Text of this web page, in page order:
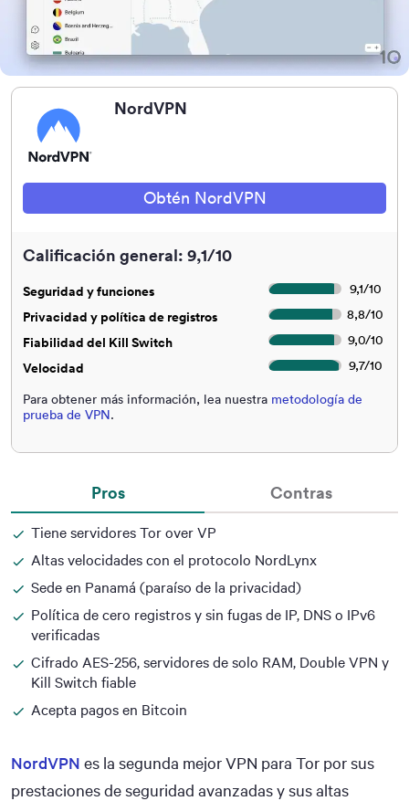
NordVPN
Obtén NordVPN
Calificación general: 9,1/10
Seguridad y funciones 9,1/10
Privacidad y política de registros
8,8/10
Fiabilidad del Kill Switch
9,0/10
Velocidad
9,7/10
Para obtener más información, lea nuestra metodología de
prueba de VPN.
Pros
Tiene servidores Tor over VP
Altas velocidades con el protocolo NordLynx
Sede en Panamá (paraíso de la privacidad)
Política de cero registros y sin fugas de IP, DNS o IPv6
verificadas
Cifrado AES-256, servidores de solo RAM, Double VPN y
Kill Switch fiable
Acepta pagos en Bitcoin
Contras
NordVPN es la segunda mejor VPN para Tor por sus
prestaciones de seguridad avanzadas y sus altas